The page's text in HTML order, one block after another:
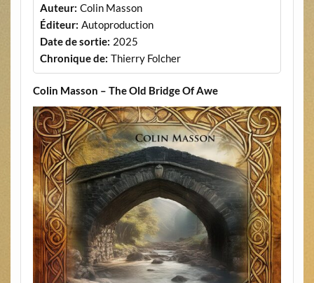
Auteur: Colin Masson
Éditeur: Autoproduction
Date de sortie: 2025
Chronique de: Thierry Folcher
Colin Masson – The Old Bridge Of Awe